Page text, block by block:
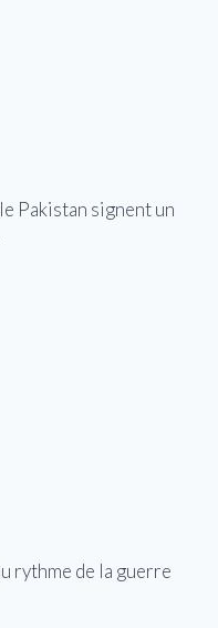
Pakistan signent un
rythme de la guerre